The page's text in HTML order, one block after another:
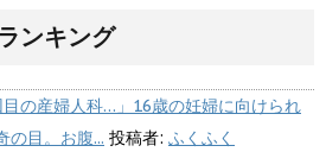
ンキング
目の産婦人科…」16歳の妊婦に向けられ
の目。お腹... 投稿者: ふくふく